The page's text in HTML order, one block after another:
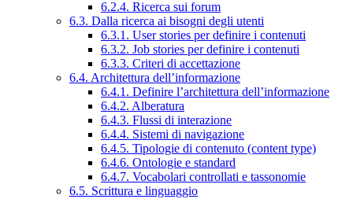
6.2.4. Ricerca sui forum
6.3. Dalla ricerca ai bisogni degli utenti
6.3.1. User stories per definire i contenuti
6.3.2. Job stories per definire i contenuti
6.3.3. Criteri di accettazione
6.4. Architettura dell’informazione
6.4.1. Definire l’architettura dell’informazione
6.4.2. Alberatura
6.4.3. Flussi di interazione
6.4.4. Sistemi di navigazione
6.4.5. Tipologie di contenuto (content type)
6.4.6. Ontologie e standard
6.4.7. Vocabolari controllati e tassonomie
6.5. Scrittura e linguaggio